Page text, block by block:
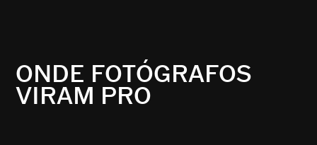
ONDE FOTÓGRAFOS
VIRAM PRO